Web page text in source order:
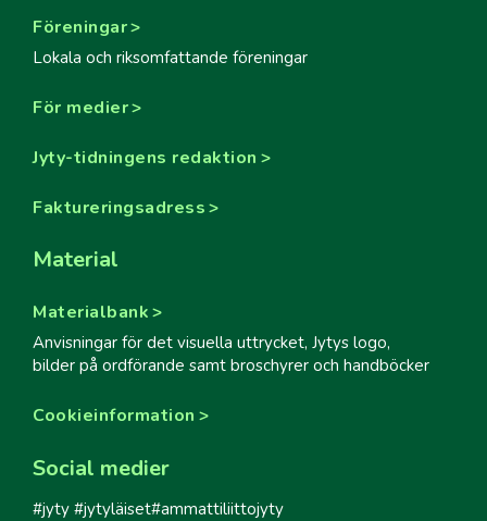
Föreningar
Lokala och riksomfattande föreningar
För medier
Jyty-tidningens redaktion
Faktureringsadress
Material
Materialbank
Anvisningar för det visuella uttrycket, Jytys logo,
bilder på ordförande samt broschyrer och handböcker
Cookieinformation
Social medier
#jyty #jytyläiset#ammattiliittojyty